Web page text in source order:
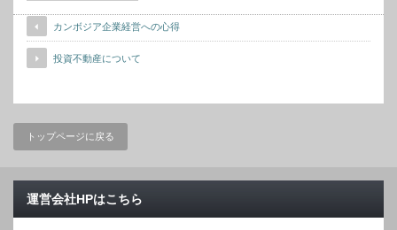
カンボジア企業経営への心得
投資不動産について
トップページに戻る
運営会社HPはこちら